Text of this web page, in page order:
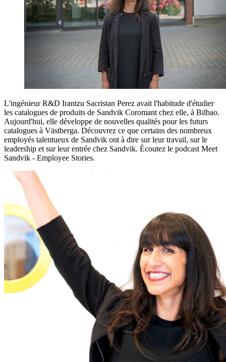
L'ingénieur R&D Irantzu Sacristan Perez avait l'habitude d'étudier
les catalogues de produits de Sandvik Coromant chez elle, à Bilbao.
Aujourd'hui, elle développe de nouvelles qualités pour les futurs
catalogues à Västberga. Découvrez ce que certains des nombreux
employés talentueux de Sandvik ont à dire sur leur travail, sur le
leadership et sur leur entrée chez Sandvik. Écoutez le podcast Meet
Sandvik - Employee Stories.